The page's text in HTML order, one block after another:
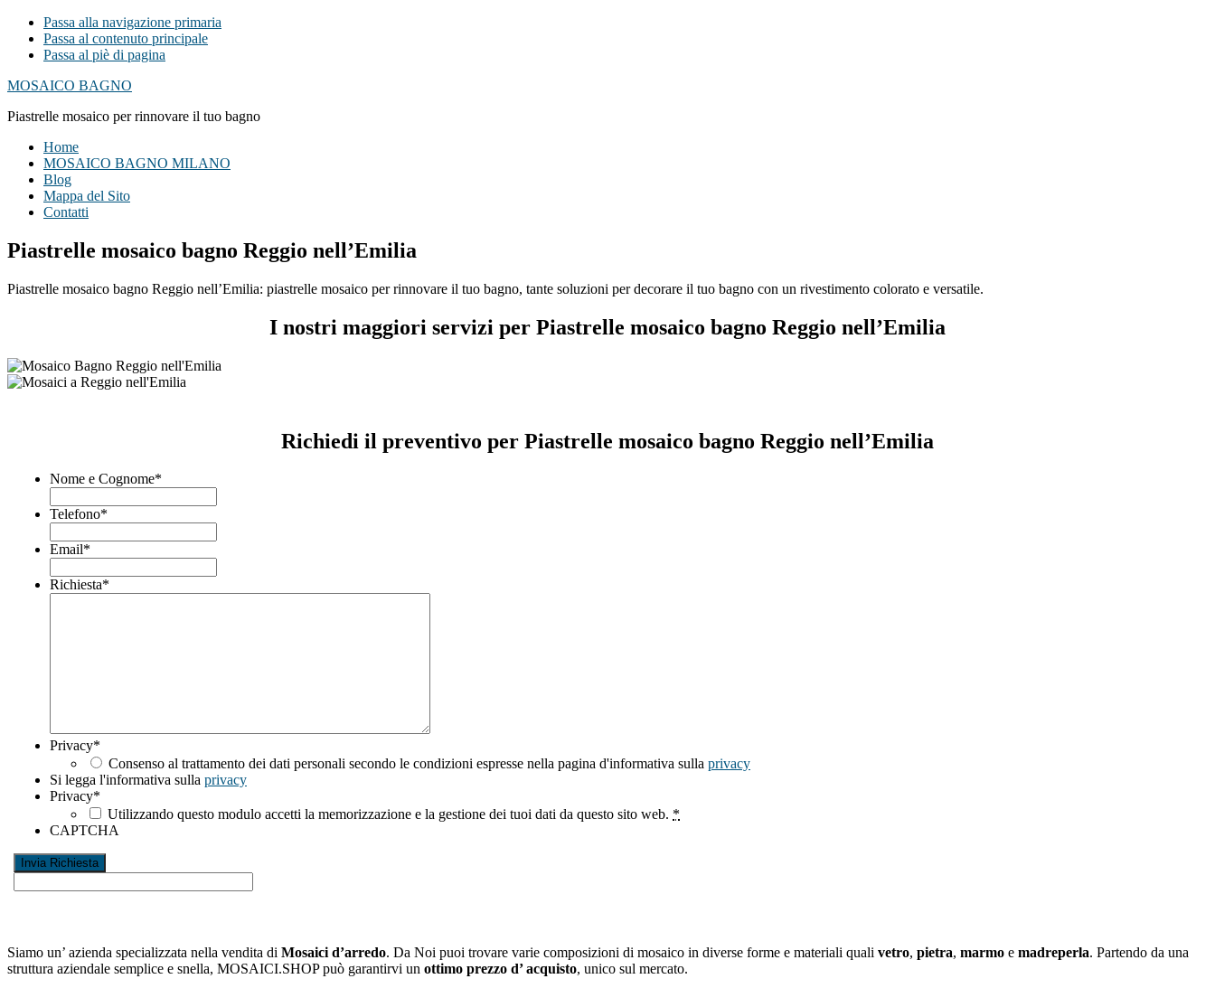
Passa alla navigazione primaria
Passa al contenuto principale
Passa al piè di pagina
MOSAICO BAGNO
Piastrelle mosaico per rinnovare il tuo bagno
Home
MOSAICO BAGNO MILANO
Blog
Mappa del Sito
Contatti
Piastrelle mosaico bagno Reggio nell’Emilia
Piastrelle mosaico bagno Reggio nell’Emilia: piastrelle mosaico per rinnovare il tuo bagno, tante soluzioni per decorare il tuo bagno con un rivestimento colorato e versatile.
I nostri maggiori servizi per Piastrelle mosaico bagno Reggio nell’Emilia
Richiedi il preventivo per Piastrelle mosaico bagno Reggio nell’Emilia
Nome e Cognome*
Telefono*
Email*
Richiesta*
Privacy*
Consenso al trattamento dei dati personali secondo le condizioni espresse nella pagina d'informativa sulla privacy
Si legga l'informativa sulla privacy
Privacy*
Utilizzando questo modulo accetti la memorizzazione e la gestione dei tuoi dati da questo sito web. *
CAPTCHA
Siamo un’ azienda specializzata nella vendita di Mosaici d’arredo. Da Noi puoi trovare varie composizioni di mosaico in diverse forme e materiali quali vetro, pietra, marmo e madreperla. Partendo da una
struttura aziendale semplice e snella, MOSAICI.SHOP può garantirvi un ottimo prezzo d’ acquisto, unico sul mercato.